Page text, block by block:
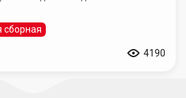
сборная
4190